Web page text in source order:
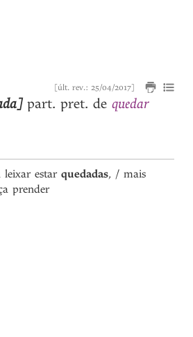
[últ. rev.: 25/04/2017]
part. pret. dequedar
leixar estarquedadas, / mais
prender